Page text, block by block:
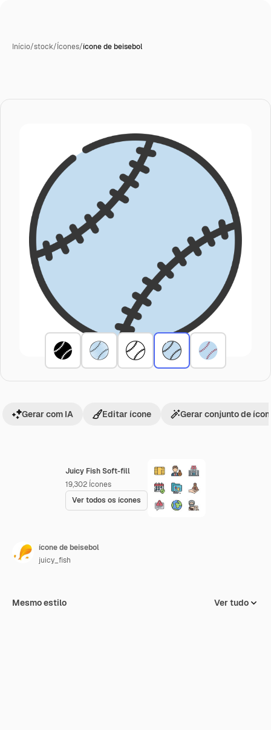
Início/stock/Ícones/ícone de beisebol
Juicy Fish Soft-fill
19,302 Ícones
Ver todos os ícones
Gerar com IA Editar ícone Gerar conjunto de
ícone de beisebol
juicy_fish
Mesmo estilo Ver tudo